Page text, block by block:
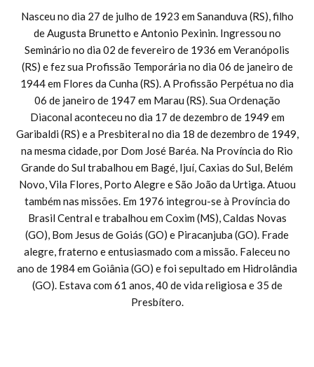
Nasceu no dia 27 de julho de 1923 em Sananduva (RS), filho
de Augusta Brunetto e Antonio Pexinin. Ingressou no
Seminário no dia 02 de fevereiro de 1936 em Veranópolis
(RS) e fez sua Profissão Temporária no dia 06 de janeiro de
1944 em Flores da Cunha (RS). A Profissão Perpétua no dia
06 de janeiro de 1947 em Marau (RS). Sua Ordenação
Diaconal aconteceu no dia 17 de dezembro de 1949 em
Garibaldi (RS) e a Presbiteral no dia 18 de dezembro de 1949,
na mesma cidade, por Dom José Baréa. Na Província do Rio
Grande do Sul trabalhou em Bagé, Ijuí, Caxias do Sul, Belém
Novo, Vila Flores, Porto Alegre e São João da Urtiga. Atuou
também nas missões. Em 1976 integrou-se à Província do
Brasil Central e trabalhou em Coxim (MS), Caldas Novas
(GO), Bom Jesus de Goiás (GO) e Piracanjuba (GO). Frade
alegre, fraterno e entusiasmado com a missão. Faleceu no
ano de 1984 em Goiânia (GO) e foi sepultado em Hidrolândia
(GO). Estava com 61 anos, 40 de vida religiosa e 35 de
Presbítero.